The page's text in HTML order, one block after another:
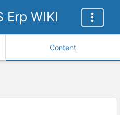
Erp WIKI
Content